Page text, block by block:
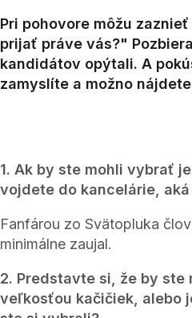
Pri pohovore môžu
prijať práve vás?"
kandidátov opýtali. A
zamyslíte a možno
1. Ak by ste mohli vybrať
vojdete do kancelárie,
Fanfárou zo Svätopluka
minimálne zaujal.
2. Predstavte si, že by ste
veľkosťou kačičiek, alebo